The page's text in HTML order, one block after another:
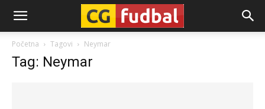
CG-
Fudbal
Početna Tagovi Neymar
Tag: Neymar